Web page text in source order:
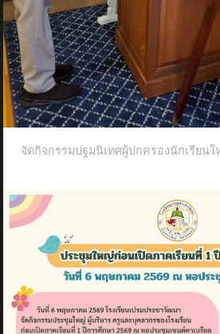
จัดกิจกรรมปฐมนิเทศผู้ปกครองนักเรียน